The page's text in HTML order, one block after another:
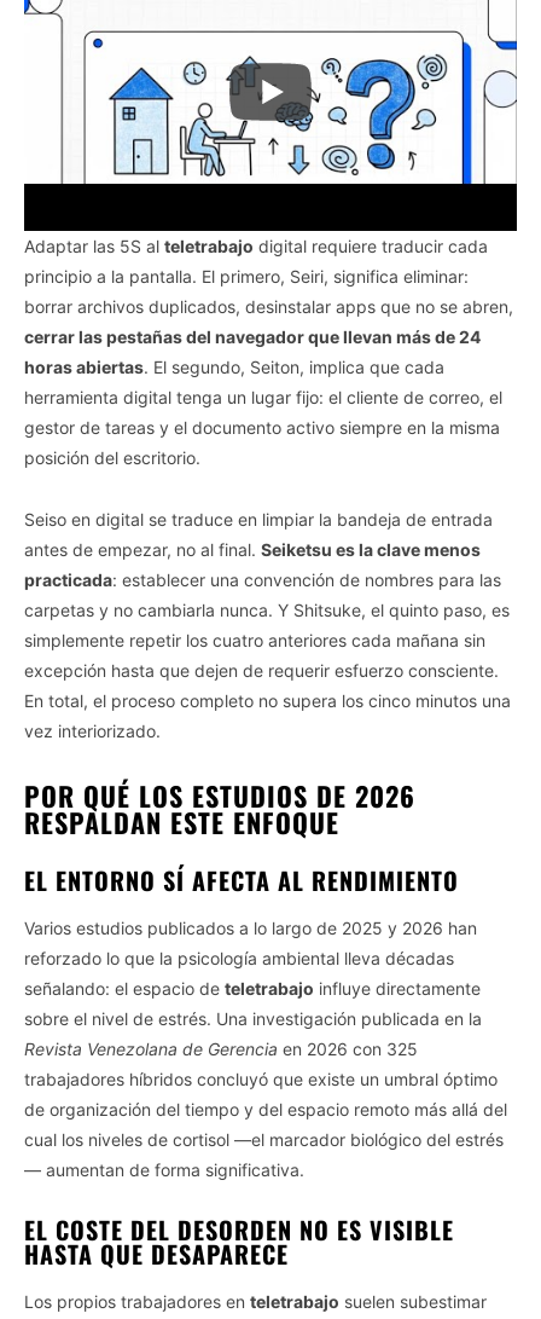
Adaptar las 5S al teletrabajo digital requiere traducir cada
principio a la pantalla. El primero, Seiri, significa eliminar:
borrar archivos duplicados, desinstalar apps que no se abren,
cerrar las pestañas del navegador que llevan más de 24
horas abiertas. El segundo, Seiton, implica que cada
herramienta digital tenga un lugar fijo: el cliente de correo, el
gestor de tareas y el documento activo siempre en la misma
posición del escritorio.
Seiso en digital se traduce en limpiar la bandeja de entrada
antes de empezar, no al final. Seiketsu es la clave menos
practicada: establecer una convención de nombres para las
carpetas y no cambiarla nunca. Y Shitsuke, el quinto paso, es
simplemente repetir los cuatro anteriores cada mañana sin
excepción hasta que dejen de requerir esfuerzo consciente.
En total, el proceso completo no supera los cinco minutos una
vez interiorizado.
POR QUÉ LOS ESTUDIOS DE 2026
RESPALDAN ESTE ENFOQUE
EL ENTORNO SÍ AFECTA AL RENDIMIENTO
Varios estudios publicados a lo largo de 2025 y 2026 han
reforzado lo que la psicología ambiental lleva décadas
señalando: el espacio de teletrabajo influye directamente
sobre el nivel de estrés. Una investigación publicada en la
Revista Venezolana de Gerencia en 2026 con 325
trabajadores híbridos concluyó que existe un umbral óptimo
de organización del tiempo y del espacio remoto más allá del
cual los niveles de cortisol —el marcador biológico del estrés
— aumentan de forma significativa.
EL COSTE DEL DESORDEN NO ES VISIBLE
HASTA QUE DESAPARECE
Los propios trabajadores en teletrabajo suelen subestimar